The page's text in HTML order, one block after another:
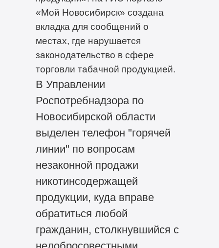
«Мой Новосибирск» создана
вкладка для сообщений о
местах, где нарушается
законодательство в сфере
торговли табачной продукцией.
В Управлении
Роспотребнадзора по
Новосибирской области
выделен телефон "горячей
линии" по вопросам
незаконной продажи
никотинсодержащей
продукции, куда вправе
обратиться любой
гражданин, столкнувшийся с